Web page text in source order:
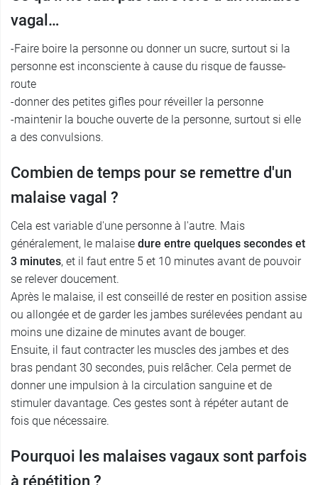
vagal…
-Faire boire la personne ou donner un sucre, surtout si la
personne est inconsciente à cause du risque de fausse-
route
-donner des petites gifles pour réveiller la personne
-maintenir la bouche ouverte de la personne, surtout si elle
a des convulsions.
Combien de temps pour se remettre d'un
malaise vagal ?
Cela est variable d'une personne à l'autre. Mais
généralement, le malaise dure entre quelques secondes et
3 minutes, et il faut entre 5 et 10 minutes avant de pouvoir
se relever doucement.
Après le malaise, il est conseillé de rester en position assise
ou allongée et de garder les jambes surélevées pendant au
moins une dizaine de minutes avant de bouger.
Ensuite, il faut contracter les muscles des jambes et des
bras pendant 30 secondes, puis relâcher. Cela permet de
donner une impulsion à la circulation sanguine et de
stimuler davantage. Ces gestes sont à répéter autant de
fois que nécessaire.
Pourquoi les malaises vagaux sont parfois
à répétition ?